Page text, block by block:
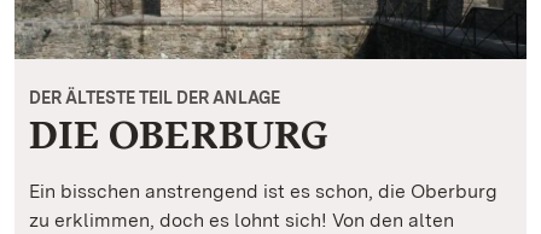
DER ÄLTESTE TEIL DER ANLAGE
DIE OBERBURG
Ein bisschen anstrengend ist es schon, die Oberburg
zu erklimmen, doch es lohnt sich! Von den alten